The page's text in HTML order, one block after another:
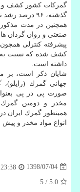
گمركات كشور كشف و
گذشته، ۹۶ درصد رشد نشان داده است.
صنعتی و روان گردان
پیشرفته كنترلی همچون
داشته است.
شایان ذكر است، بر
جهانی گمرك
صورت پی در پی
مخدر و دومین گمرك
انواع مواد مخدر و
1398/07/04
5.0
/
5